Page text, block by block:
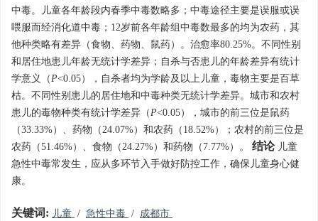
中毒。儿童各年龄段内春季中毒数略多；中毒途径主要是误服或误
喂服而经消化道中毒；12岁前各年龄组中毒数最多的均为农药，其
他种类略有差异（食物、药物、鼠药）。治愈率80.25%。不同性别
和居住地患儿年龄无统计学差异；自杀与否患儿的年龄差异有统计
学意义（P<0.05），自杀者均为学龄及以上儿童，毒物主要是百草
枯。不同性别患儿的居住地和中毒种类无统计学差异。城市和农村
患儿的毒物种类有统计学差异（P<0.05），城市的前三位是鼠药
（33.33%）、药物（24.07%）和农药（18.52%）；农村的前三位是
农药（51.46%）、食物（24.27%）和药物（7.77%）。 结论儿童
急性中毒常发生，应从多环节入手做好防控工作，确保儿童身心健
康。
关键词: 儿童 / 急性中毒 / 成都市